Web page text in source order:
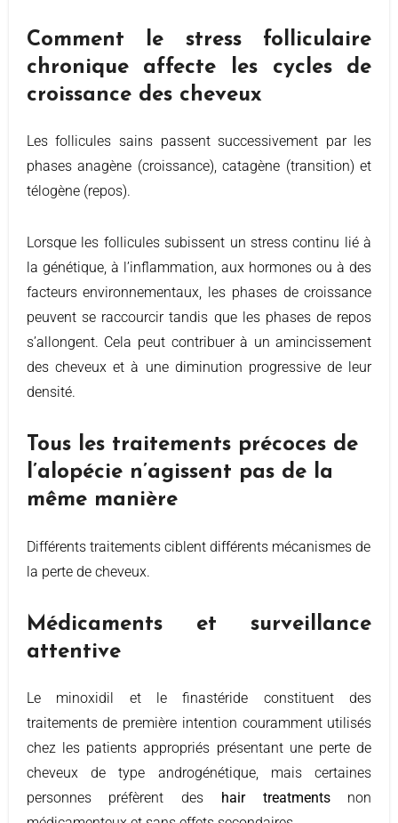
Comment le stress folliculaire
chronique affecte les cycles de
croissance des cheveux
Les follicules sains passent successivement par les
phases anagène (croissance), catagène (transition) et
télogène (repos).
Lorsque les follicules subissent un stress continu lié à
la génétique, à l’inflammation, aux hormones ou à des
facteurs environnementaux, les phases de croissance
peuvent se raccourcir tandis que les phases de repos
s’allongent. Cela peut contribuer à un amincissement
des cheveux et à une diminution progressive de leur
densité.
Tous les traitements précoces de
l’alopécie n’agissent pas de la
même manière
Différents traitements ciblent différents mécanismes de
la perte de cheveux.
Médicaments et surveillance
attentive
Le minoxidil et le finastéride constituent des
traitements de première intention couramment utilisés
chez les patients appropriés présentant une perte de
cheveux de type androgénétique, mais certaines
personnes préfèrent des hair treatmentsnon